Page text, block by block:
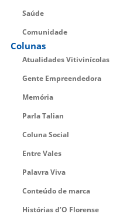
Saúde
Comunidade
Colunas
Atualidades Vitivinícolas
Gente Empreendedora
Memória
Parla Talian
Coluna Social
Entre Vales
Palavra Viva
Conteúdo de marca
Histórias d’O Florense